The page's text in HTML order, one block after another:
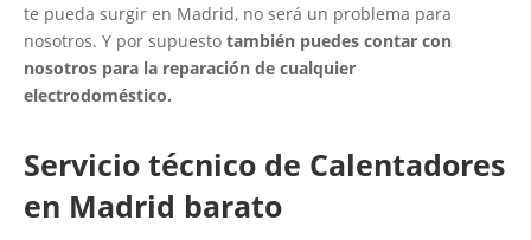
te pueda surgir en Madrid, no será un problema para
nosotros. Y por supuesto también puedes contar con
nosotros para la reparación de cualquier
electrodoméstico.
Servicio técnico de Calentadores
en Madrid barato